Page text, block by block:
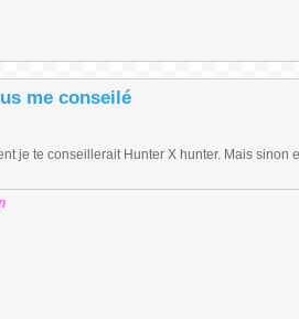
me conseilé
je te conseillerait Hunter X hunter. Mais sinon